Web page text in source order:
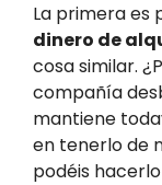
La primera es
dinero de
cosa similar.
compañía
mantiene
en tenerlo de
podéis